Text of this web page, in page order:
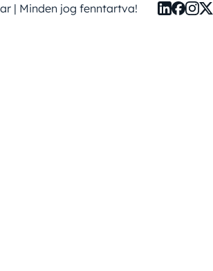
| Minden jog fenntartva!